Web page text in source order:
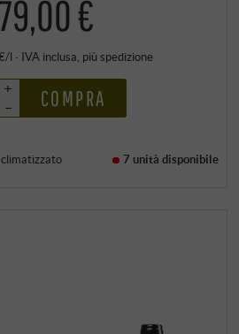
€
l · IVA inclusa , più spedizione
+
–
COMPRA
7 unità disponibile